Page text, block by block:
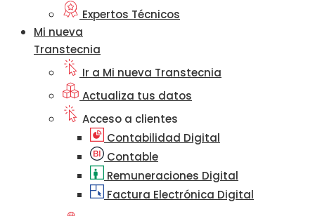
Expertos Técnicos
Mi nueva
Transtecnia
Ir a Mi nueva Transtecnia
Actualiza tus datos
Acceso a clientes
Contabilidad Digital
Contable
Remuneraciones Digital
Factura Electrónica Digital